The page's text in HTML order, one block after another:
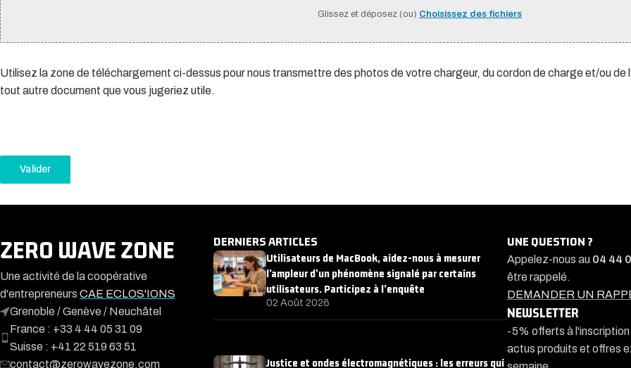
Glissez et déposez (ou) Choisissez des fichiers
Utilisez la zone de téléchargement ci-dessus pour nous transmettre des photos de votre chargeur, du cordon de charge et/ou de
tout autre document que vous jugeriez utile.
Valider
ZERO WAVE ZONE
Une activité de la coopérative
d'entrepreneurs CAE ECLOS'IONS
Grenoble / Genève / Neuchâtel
France : +33 4 44 05 31 09
Suisse : +41 22 519 63 51
contact@zerowavezone.com
DERNIERS ARTICLES
Utilisateurs de MacBook, aidez-nous à mesurer
l’ampleur d’un phénomène signalé par certains
utilisateurs. Participez à l’enquête
02 Août 2026
Justice et ondes électromagnétiques : les erreurs qui
UNE QUESTION ?
Appelez-nous au 04 44
être rappelé.
DEMANDER UN
NEWSLETTER
-5% offerts à
actus produits et offres